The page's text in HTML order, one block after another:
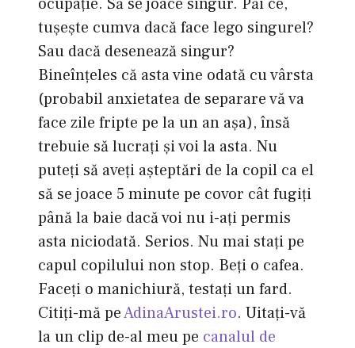
tuşeşte cumva dacă face lego singurel?
Sau dacă desenează singur?
Bineînţeles că asta vine odată cu vârsta
(probabil anxietatea de separare vă va
face zile fripte pe la un an aşa), însă
trebuie să lucraţi şi voi la asta. Nu
puteţi să aveţi aşteptări de la copil ca el
să se joace 5 minute pe covor cât fugiţi
până la baie dacă voi nu i-aţi permis
asta niciodată. Serios. Nu mai staţi pe
capul copilului non stop. Beţi o cafea.
Faceţi o manichiură, testaţi un fard.
Citiţi-mă peAdinaArustei.ro. Uitaţi-vă
la un clip de-al meu pe canalul de